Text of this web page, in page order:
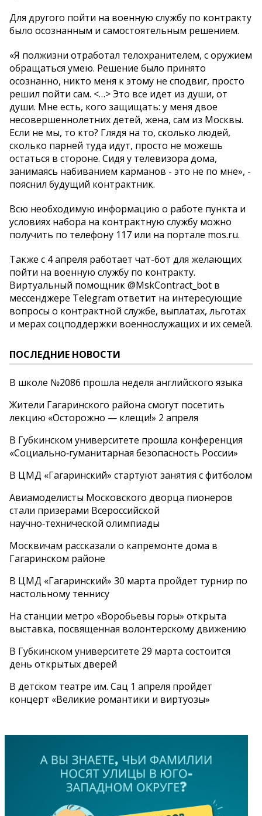
Для другого пойти на военную службу по контракту
было осознанным и самостоятельным решением.
«Я полжизни отработал телохранителем, с оружием
обращаться умею. Решение было принято
осознанно, никто меня к этому не сподвиг, просто
решил пойти сам. <…> Это все идет из души, от
души. Мне есть, кого защищать: у меня двое
несовершеннолетних детей, жена, сам из Москвы.
Если не мы, то кто? Глядя на то, сколько людей,
сколько парней туда идут, просто не можешь
остаться в стороне. Сидя у телевизора дома,
занимаясь набиванием карманов - это не по мне», -
пояснил будущий контрактник.
Всю необходимую информацию о работе пункта и
условиях набора на контрактную службу можно
получить по телефону 117 или на портале mos.ru.
Также с 4 апреля работает чат-бот для желающих
пойти на военную службу по контракту.
Виртуальный помощник @MskContract_bot в
мессенджере Telegram ответит на интересующие
вопросы о контрактной службе, выплатах, льготах
и мерах соцподдержки военнослужащих и их семей.
ПОСЛЕДНИЕ НОВОСТИ
В школе №2086 прошла неделя английского языка
Жители Гагаринского района смогут посетить
лекцию «Осторожно — клещи!» 2 апреля
В Губкинском университете прошла конференция
«Социально‑гуманитарная безопасность России»
В ЦМД «Гагаринский» стартуют занятия с фитболом
Авиамоделисты Московского дворца пионеров
стали призерами Всероссийской
научно‑технической олимпиады
Москвичам рассказали о капремонте дома в
Гагаринском районе
В ЦМД «Гагаринский» 30 марта пройдет турнир по
настольному теннису
На станции метро «Воробьевы горы» открыта
выставка, посвященная волонтерскому движению
В Губкинском университете 29 марта состоится
день открытых дверей
В детском театре им. Сац 1 апреля пройдет
концерт «Великие романтики и виртуозы»